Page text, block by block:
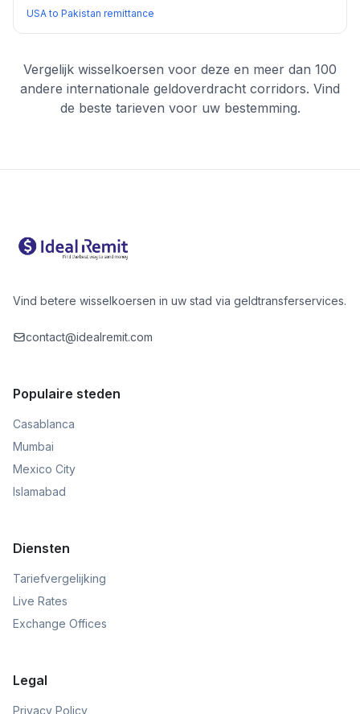
USA to Pakistan remittance
Vergelijk wisselkoersen voor deze en meer dan 100
andere internationale geldoverdracht corridors. Vind
de beste tarieven voor uw bestemming.
Vind betere wisselkoersen in uw stad via geldtransferservices.
contact@idealremit.com
Populaire steden
Casablanca
Mumbai
Mexico City
Islamabad
Diensten
Tariefvergelijking
Live Rates
Exchange Offices
Legal
Privacy Policy